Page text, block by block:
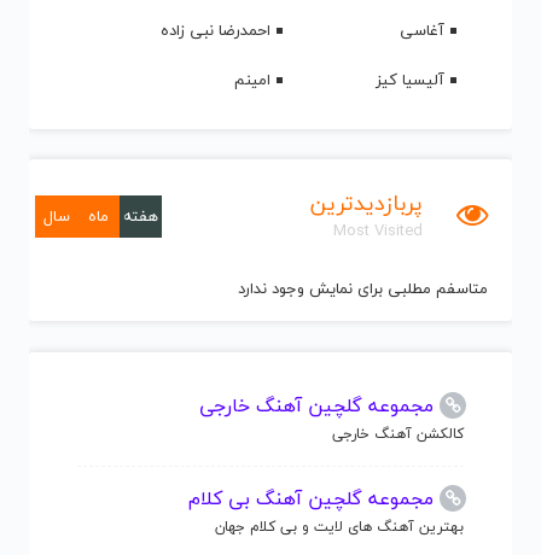
آغاسی
احمدرضا نبی زاده
آلیسیا کیز
امینم
پربازدیدترین
Most Visited
هفته ماه سال
متاسفم مطلبی برای نمایش وجود ندارد
مجموعه گلچین آهنگ خارجی
کالکشن آهنگ خارجی
مجموعه گلچین آهنگ بی کلام
بهترین آهنگ های لایت و بی کلام جهان